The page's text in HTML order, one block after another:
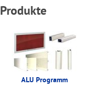
Produkte
ALU Programm